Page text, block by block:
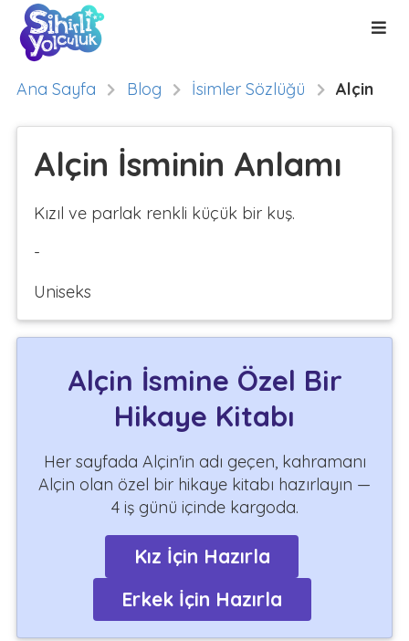
Ana Sayfa Blog İsimler Sözlüğü Alçin
Alçin İsminin Anlamı
Kızıl ve parlak renkli küçük bir kuş.
-
Uniseks
Alçin İsmine Özel Bir
Hikaye Kitabı
Her sayfada Alçin'in adı geçen, kahramanı
Alçin olan özel bir hikaye kitabı hazırlayın —
4 iş günü içinde kargoda.
Kız İçin Hazırla
Erkek İçin Hazırla